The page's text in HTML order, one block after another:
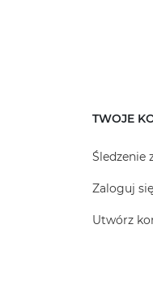
TWOJE
Śledzenie
Zaloguj się
Utwórz